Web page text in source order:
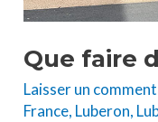
Que faire
Laisser un
France, Luberon,